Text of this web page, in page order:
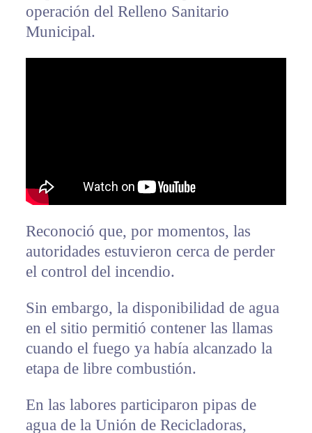
operación del Relleno Sanitario
Municipal.
Reconoció que, por momentos, las
autoridades estuvieron cerca de perder
el control del incendio.
Sin embargo, la disponibilidad de agua
en el sitio permitió contener las llamas
cuando el fuego ya había alcanzado la
etapa de libre combustión.
En las labores participaron pipas de
agua de la Unión de Recicladoras,